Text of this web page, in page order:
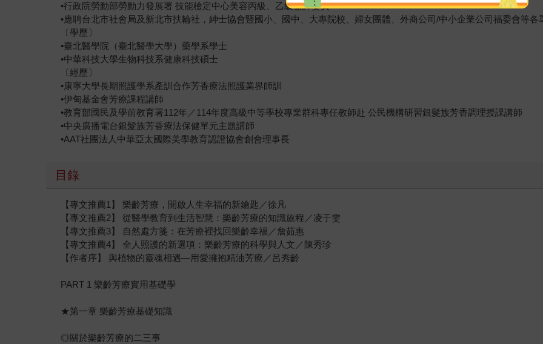
•行政院勞動部勞動力發展署 技能檢定中心美容丙級、乙級監評委員
•應聘台北市社會局及新北市扶輪社，紳士協會暨國小、國中、大專院校、婦女團體、外商公司/中小企業公司福委會等各
〔學歷〕
•臺北醫學院（臺北醫學大學）藥學系學士
•中華科技大學生物科技系健康科技碩士
〔經歷〕
•康寧大學長期照護學系產訓合作芳香療法照護業界師訓
•伊甸基金會芳療課程講師
•教育部國民及學前教育署112年／114年度高級中等學校專業群科專任教師赴 公民機構研習銀髮族芳香調理授課講師
•中央廣播電台銀髮族芳香療法保健單元主題講師
•AAT社團法人中華亞太國際美學教育認證協會創會理事長
目錄
【專文推薦1】 樂齡芳療，開啟人生幸福的新鑰匙／徐凡
【專文推薦2】 從醫學教育到生活智慧：樂齡芳療的知識旅程／凌于雯
【專文推薦3】 自然處方箋：在芳療裡找回樂齡幸福／詹茹惠
【專文推薦4】 全人照護的新選項：樂齡芳療的科學與人文／陳秀珍
【作者序】 與植物的靈魂相遇—用愛擁抱精油芳療／呂秀齡
PART 1 樂齡芳療實用基礎學
★第一章 樂齡芳療基礎知識
◎關於樂齡芳療的二三事